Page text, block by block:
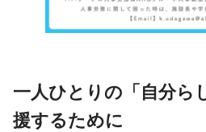
一人ひとりの「自分ら
援するために